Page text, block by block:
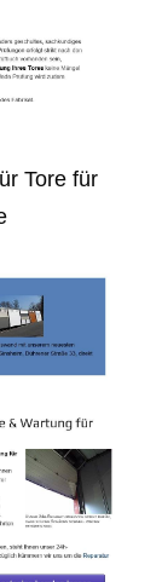
Tore für